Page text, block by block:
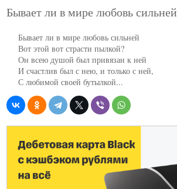
Бывает ли в мире любовь сильней
     Бывает ли в мире любовь сильней
     Вот этой вот страсти пылкой?
     Он всею душой был привязан к ней
     И счастлив был с нею, и только с ней,
     С любимой своей бутылкой...